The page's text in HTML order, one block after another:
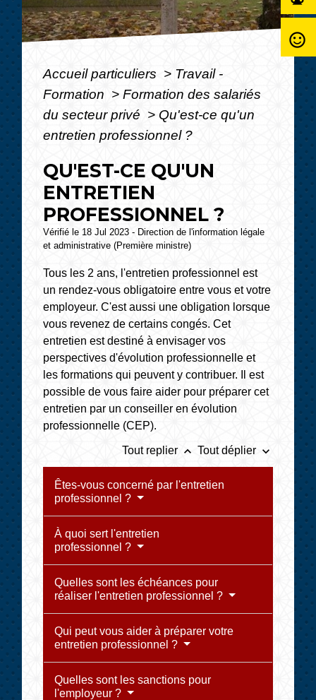
Accueil particuliers > Travail -
Formation > Formation des salariés
du secteur privé > Qu'est-ce qu'un
entretien professionnel ?
QU'EST-CE QU'UN
ENTRETIEN
PROFESSIONNEL ?
Vérifié le 18 Jul 2023 - Direction de l'information légale
et administrative (Première ministre)
Tous les 2 ans, l'entretien professionnel est
un rendez-vous obligatoire entre vous et votre
employeur. C'est aussi une obligation lorsque
vous revenez de certains congés. Cet
entretien est destiné à envisager vos
perspectives d'évolution professionnelle et
les formations qui peuvent y contribuer. Il est
possible de vous faire aider pour préparer cet
entretien par un conseiller en évolution
professionnelle (CEP).
Tout replier keyboard_arrow_up Tout déplier keyboard_arrow_down
Êtes-vous concerné par l'entretien
professionnel ?
À quoi sert l'entretien
professionnel ?
Quelles sont les échéances pour
réaliser l'entretien professionnel ?
Qui peut vous aider à préparer votre
entretien professionnel ?
Quelles sont les sanctions pour
l'employeur ?
sentiment_satisfied_alt